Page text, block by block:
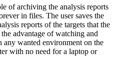
of archiving the analysis reports
in files. The user saves the
reports of the targets that the
advantage of watching and
any wanted environment on the
with no need for a laptop or